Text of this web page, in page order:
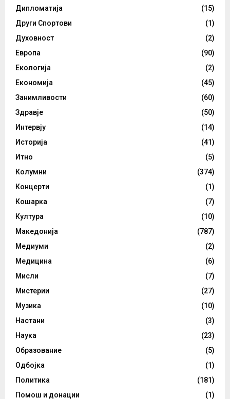
Дипломатија
(15)
Други Спортови
(1)
Духовност
(2)
Европа
(90)
Екологија
(2)
Економија
(45)
Занимливости
(60)
Здравје
(50)
Интервју
(14)
Историја
(41)
Итно
(5)
Колумни
(374)
Концерти
(1)
Кошарка
(7)
Култура
(10)
Македонија
(787)
Медиуми
(2)
Медицина
(6)
Мисли
(7)
Мистерии
(27)
Музика
(10)
Настани
(3)
Наука
(23)
Образование
(5)
Одбојка
(1)
Политика
(181)
Помош и донации
(1)